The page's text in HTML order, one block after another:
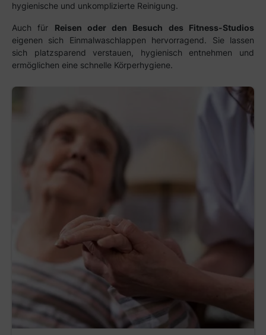
hygienische und unkomplizierte Reinigung.
Auch für Reisen oder den Besuch des Fitness-Studios
eigenen sich Einmalwaschlappen hervorragend. Sie lassen
sich platzsparend verstauen, hygienisch entnehmen und
ermöglichen eine schnelle Körperhygiene.